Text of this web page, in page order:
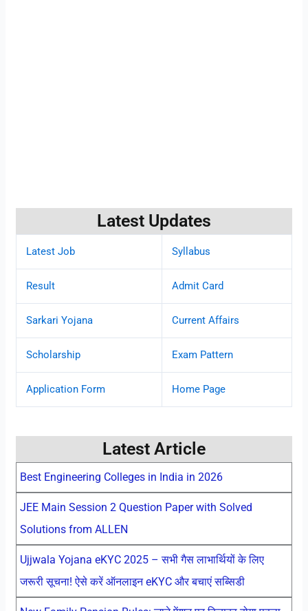
Latest Updates
Latest Job Syllabus
Result Admit Card
Sarkari Yojana Current Affairs
Scholarship Exam Pattern
Application Form Home Page
Latest Article
Best Engineering Colleges in India in 2026
JEE Main Session 2 Question Paper with Solved
Solutions from ALLEN
Ujjwala Yojana eKYC 2025 – सभी गैस लाभार्थियों के लिए
जरूरी सूचना! ऐसे करें ऑनलाइन eKYC और बचाएं सब्सिडी